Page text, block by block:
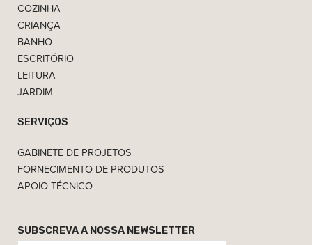
COZINHA
CRIANÇA
BANHO
ESCRITÓRIO
LEITURA
JARDIM
SERVIÇOS
GABINETE DE PROJETOS
FORNECIMENTO DE PRODUTOS
APOIO TÉCNICO
SUBSCREVA A NOSSA NEWSLETTER